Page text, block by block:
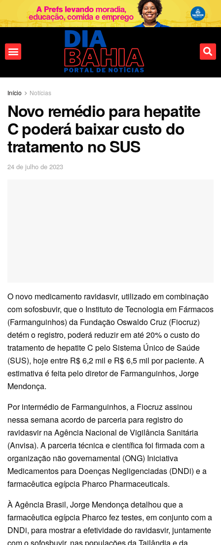
Início Notícias
Novo remédio para hepatite
C poderá baixar custo do
tratamento no SUS
24 de julho de 2023
O novo medicamento ravidasvir, utilizado em combinação
com sofosbuvir, que o Instituto de Tecnologia em Fármacos
(Farmanguinhos) da Fundação Oswaldo Cruz (Fiocruz)
detém o registro, poderá reduzir em até 20% o custo do
tratamento de hepatite C pelo Sistema Único de Saúde
(SUS), hoje entre R$ 6,2 mil e R$ 6,5 mil por paciente. A
estimativa é feita pelo diretor de Farmanguinhos, Jorge
Mendonça.
Por intermédio de Farmanguinhos, a Fiocruz assinou
nessa semana acordo de parceria para registro do
ravidasvir na Agência Nacional de Vigilância Sanitária
(Anvisa). A parceria técnica e científica foi firmada com a
organização não governamental (ONG) Iniciativa
Medicamentos para Doenças Negligenciadas (DNDi) e a
farmacêutica egípcia Pharco Pharmaceuticals.
À Agência Brasil, Jorge Mendonça detalhou que a
farmacêutica egípcia Pharco fez testes, em conjunto com a
DNDi, para mostrar a efetividade do ravidasvir, juntamente